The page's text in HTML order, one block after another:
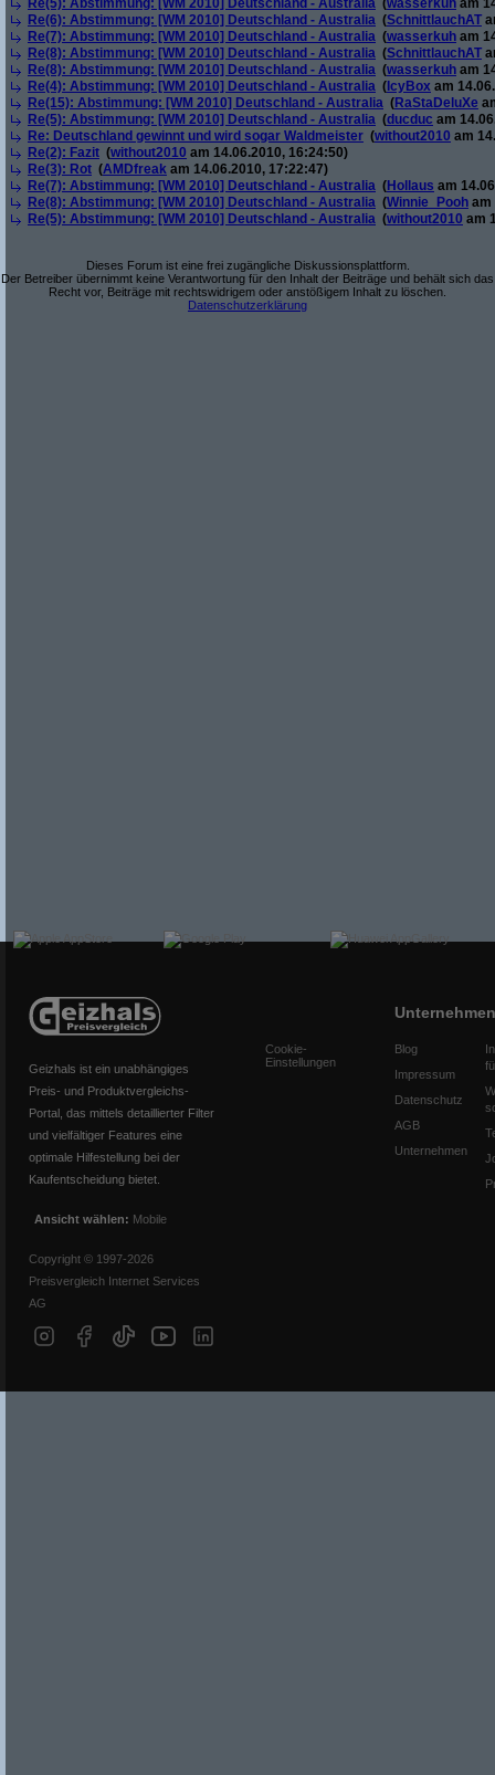
Re(5): Abstimmung: [WM 2010] Deutschland - Australia (wasserkuh am
Re(6): Abstimmung: [WM 2010] Deutschland - Australia (SchnittlauchAT
Re(7): Abstimmung: [WM 2010] Deutschland - Australia (wasserkuh am
Re(8): Abstimmung: [WM 2010] Deutschland - Australia (SchnittlauchAT
Re(8): Abstimmung: [WM 2010] Deutschland - Australia (wasserkuh am
Re(4): Abstimmung: [WM 2010] Deutschland - Australia ( IcyBox am
Re(15): Abstimmung: [WM 2010] Deutschland - Australia (RaStaDeluXe
Re(5): Abstimmung: [WM 2010] Deutschland - Australia (ducduc am
Re: Deutschland gewinnt und wird sogar Waldmeister (without2010 am
Re(2): Fazit (without2010 am 14.06.2010, 16:24:50)
Re(3): Rot (AMDfreak am 14.06.2010, 17:22:47)
Re(7): Abstimmung: [WM 2010] Deutschland - Australia (Hollaus am
Re(8): Abstimmung: [WM 2010] Deutschland - Australia (Winnie_Pooh am
Re(5): Abstimmung: [WM 2010] Deutschland - Australia (without2010 am
Dieses Forum ist eine frei zugängliche Diskussionsplattform.
Der Betreiber übernimmt keine Verantwortung für den Inhalt der Beiträge und behält sich das
Recht vor, Beiträge mit rechtswidrigem oder anstößigem Inhalt zu löschen.
Datenschutzerklärung
Geizhals ist ein unabhängiges
Preis- und Produktvergleichs-
Portal, das mittels detaillierter Filter
und vielfältiger Features eine
optimale Hilfestellung bei der
Kaufentscheidung bietet.
Ansicht wählen: Mobile
Copyright © 1997-2026
Preisvergleich Internet Services
AG
Cookie-
Einstellungen
Unternehmen
Blog
Impressum
Datenschutz
AGB
Unternehmen